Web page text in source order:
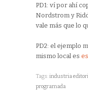
PD1: ví por ahí
Nordstrom y
vale más que lo
PD2: el ejemplo
mismo local es
Tags:industria
programada